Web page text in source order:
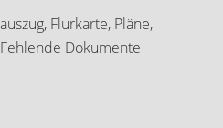
Flurkarte, Pläne,
Dokumente